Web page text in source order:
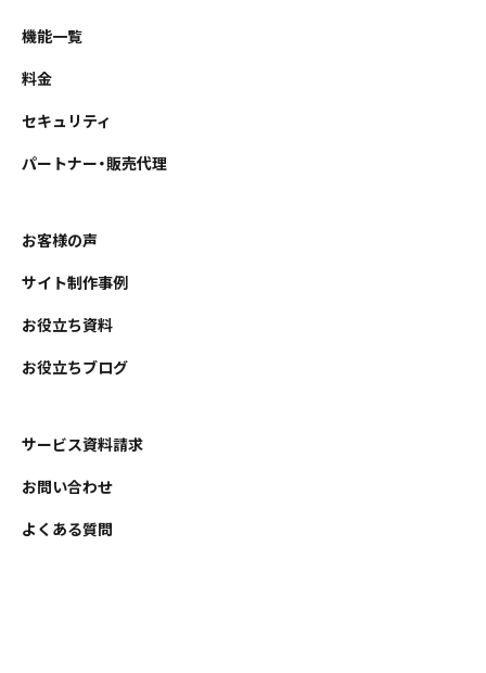
機能一覧
料金
セキュリティ
パートナー・販売代理
お客様の声
サイト制作事例
お役立ち資料
お役立ちブログ
サービス資料請求
お問い合わせ
よくある質問